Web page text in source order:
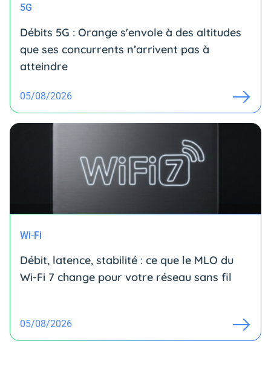
5G
Débits 5G : Orange s'envole à des altitudes
que ses concurrents n’arrivent pas à
atteindre
05/08/2026
Wi-Fi
Débit, latence, stabilité : ce que le MLO du
Wi-Fi 7 change pour votre réseau sans fil
05/08/2026